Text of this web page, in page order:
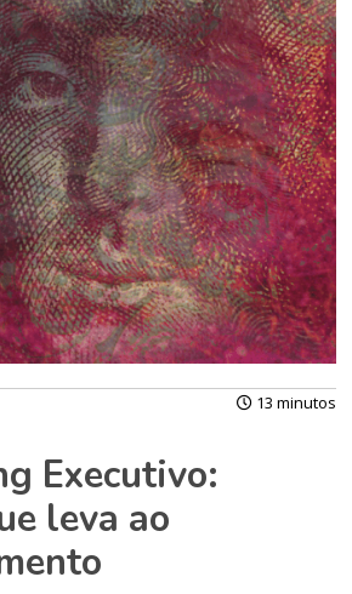
13 minutos
Executivo:
leva ao